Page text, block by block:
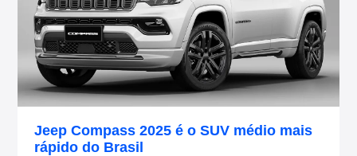
Jeep Compass 2025 é o SUV médio mais
rápido do Brasil